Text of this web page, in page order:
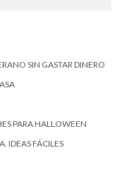
SIN GASTAR DINERO
PARA HALLOWEEN
IDEAS FÁCILES